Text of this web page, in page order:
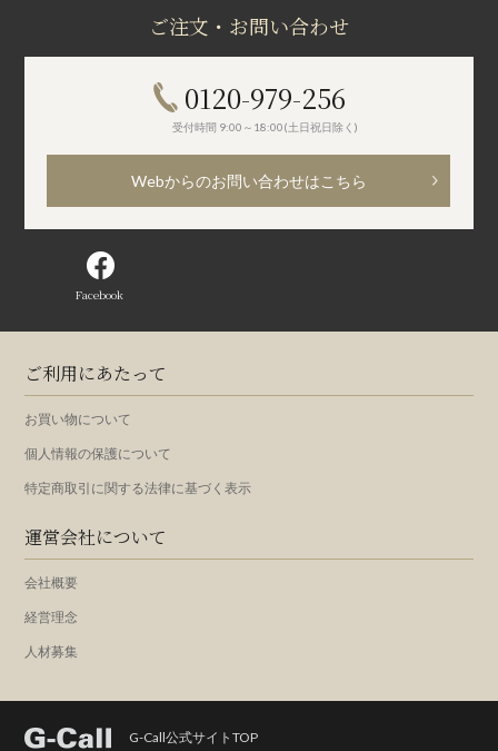
ご注文・お問い合わせ
0120-979-256
受付時間 9:00～18:00(土日祝日除く)
Webからのお問い合わせはこちら
Facebook
ご利用にあたって
お買い物について
個人情報の保護について
特定商取引に関する法律に基づく表示
運営会社について
会社概要
経営理念
人材募集
G-Call公式サイトTOP